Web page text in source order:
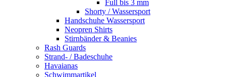
Full bis 3 mm
Shorty / Wassersport
Handschuhe Wassersport
Neopren Shirts
Stirnbänder & Beanies
Rash Guards
Strand- / Badeschuhe
Havaianas
Schwimmartikel